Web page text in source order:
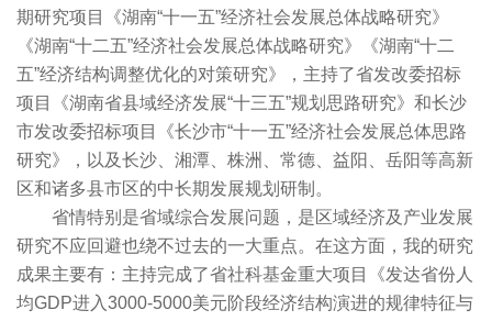
期研究项目《湖南“十一五”经济社会发展总体战略研究》
《湖南“十二五”经济社会发展总体战略研究》《湖南“十二
五”经济结构调整优化的对策研究》，主持了省发改委招标
项目《湖南省县域经济发展“十三五”规划思路研究》和长沙
市发改委招标项目《长沙市“十一五”经济社会发展总体思路
研究》，以及长沙、湘潭、株洲、常德、益阳、岳阳等高新
区和诸多县市区的中长期发展规划研制。
省情特别是省域综合发展问题，是区域经济及产业发展
研究不应回避也绕不过去的一大重点。在这方面，我的研究
成果主要有：主持完成了省社科基金重大项目《发达省份人
均GDP进入3000-5000美元阶段经济结构演进的规律特征与